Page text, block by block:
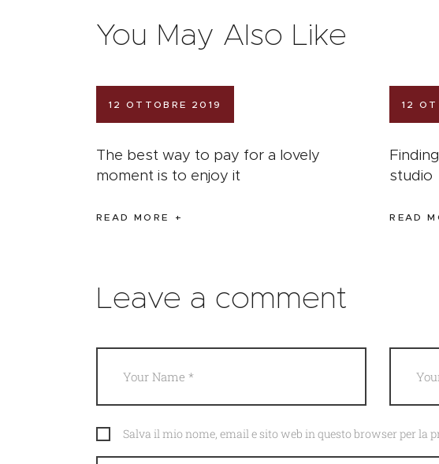
Leave a comment
Salva il mio nome, email e sito web in questo browser per la
You May Also Like
12 OTTOBRE 2019
The best way to pay for a lovely
moment is to enjoy it
READ MORE
12
studio
READ